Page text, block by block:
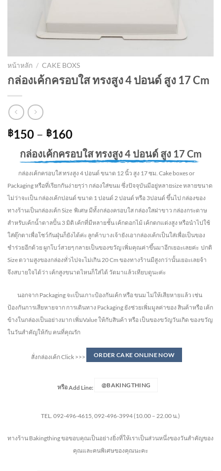
หน้าหลัก / CAKE BOXS
กล่องเค้กครอบใส ทรงสูง 4 ปอนด์ สูง 17 Cm
฿150 – ฿160Price
range:
฿150
through
฿160
กล่องเค้กครอบใส ทรงสูง 4 ปอนด์ สูง 17 Cm
กล่องเค้กครอบใส ทรงสูง 4 ปอนด์ ขนาด 12 นิ้ว สูง 17 ซม. Cake boxes or
Packaging หรือที่เรียกกันง่ายๆว่า กล่องใส่ขนม ซึ่งปัจจุบันมีอยู่หลายsize หลายขนาด
ไม่ว่าจะเป็น กล่องเค้กปอนด์ ขนาด 1 ปอนด์ 2 ปอนด์ หรือ 3ปอนด์ ขึ้นไป กล่องของ
ทางร้านเป็นกล่องเค้ก Size พิเศษ มีทั้งกล่องครอบใส กล่องใสฝาขาว กล่องกระดาษ
สำหรับเค้กน้ำตาลปั้น 3 มิติ เค้กที่มีหลายชั้น เค้กดอกไม้ เค้กตกแต่งสูง หรือนำไปใช้
ใส่ตุ๊กตาเพื่อโชว์กันฝุ่นก็ยังได้ค่ะ ลูกค้าบางเจ้ายังเอากล่องเค้กเป็นใส่เพื่อเป็นของ
ชำร่วยอีกด้วย ผูกโบว์สวยๆ กลายเป็นของขวัญ เพิ่มคุณค่าขึ้นมาอีกเยอะเลยค่ะ ปกติ
Size ตวามสูงของกล่องทั่วไปจะไม่เกิน 20 Cm ของทางร้านมีสูงกว่านั้นเยอะเลยจ้า
จึงสบายใจได้ว่า เค้กสูงขนาดไหนก็ใส่ได้ วัดมาแล้วเทียบดูนะค่ะ
นอกจาก Packaging จะเป็นเกาะป้องกันเค้ก หรือ ขนม ไม่ให้เสียหายแล้ว เช่น
ป้องกันการเสียหายจาก การเดินทาง Packaging ยังช่วยเพิ่มมูลค่าของ สินค้าหรือ เค้ก
ข้างในกล่องเป็นอย่างมาก เพิ่มValue ให้กับสินค้า หรือ เป็นของขวัญวันเกิด ของขวัญ
ในวันสำคัญให้กับ คนที่คุณรัก
สั่งกล่องเค้ก Click >>> ORDER CAKE ONLINE NOW
หรือAdd Line: @BAKINGTHING
TEL. 092-496-4615, 092-496-3994 (10.00 – 22.00 น.)
ทางร้าน Bakingthing ขอขอบคุณเป็นอย่างยิ่งที่ให้เราเป็นส่วนหนึ่งของวันสำคัญของ
คุณและคนพิเศษของคุณนะคะ